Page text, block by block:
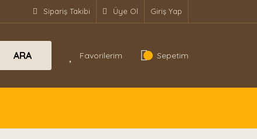
Sipariş Takibi Üye Ol Giriş Yap
ARA Favorilerim Sepetim